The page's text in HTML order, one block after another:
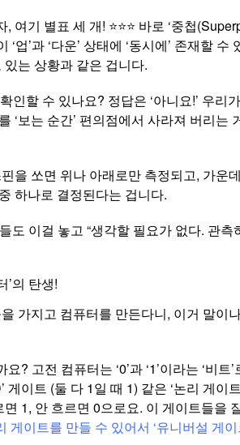
기 별표 세 개! ⭐⭐⭐ 바로 ‘중첩
업’과 ‘다운’ 상태에 ‘동시에’ 존재할
는 상황과 같은 겁니다.
인할 수 있나요? 정답은 ‘아니요!’ 우리
‘보는 순간’ 편의점에서 사라져 버리는
을 쏘면 위나 아래로만 측정되고, 가운
하나로 결정된다는 겁니다.
도 이걸 놓고 “생각할 필요가 없다. 관
’의 탄생!
가지고 컴퓨터를 만든다니, 이거 말이
? 고전 컴퓨터는 ‘0’과 ‘1’이라는 ‘비
게이트 (둘 다 1일 때 1) 같은 ‘논리 게이
1, 안 흐르면 0으로요. 이 게이트들을
게이트를 만들 수 있어서 ‘유니버설 게